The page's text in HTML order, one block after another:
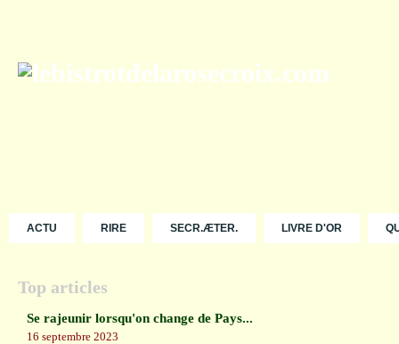
ACTU RIRE SECR.ÆTER. LIVRE D'OR
Top articles
Se rajeunir lorsqu'on change de Pays...
16 septembre 2023